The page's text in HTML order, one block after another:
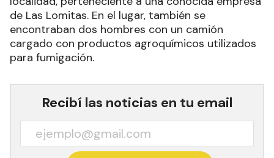
de Las Lomitas. En el lugar, también se
encontraban dos hombres con un camión
cargado con productos agroquímicos utilizados
para fumigación.
Recibí las noticias en tu email